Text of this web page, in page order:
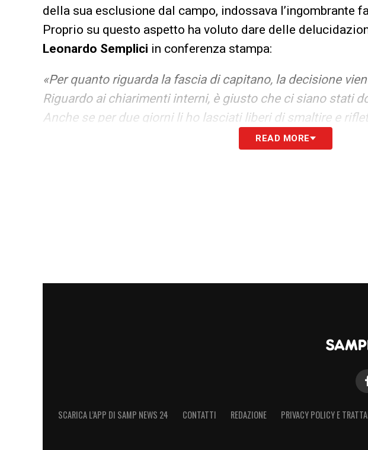
della sua esclusione dal campo, indossava l’ingombrante
Proprio su questo aspetto ha voluto dare delle
Leonardo Semplici in conferenza stampa:
«Per quanto riguarda la fascia di capitano, la decisione
Riguardo ai chiarimenti interni, è giusto che ci siano stati
Anche se per due giorni li ho lasciati liberi di smaltire e
combinato. Spero anche di avere un po’ di fortuna e non
READ MORE
SCARICA L’APP DI SAMP NEWS 24 CONTATTI REDAZIONE PRIVACY POLICY E